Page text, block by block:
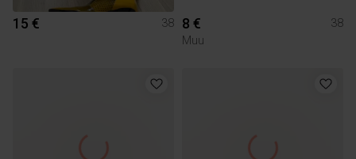
15 € 38 8 €
38
Muu